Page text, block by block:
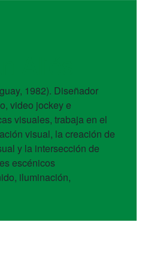
1982). Diseñador
video jockey e
visuales, trabaja en el
visual, la creación de
y la intersección de
escénicos
iluminación,